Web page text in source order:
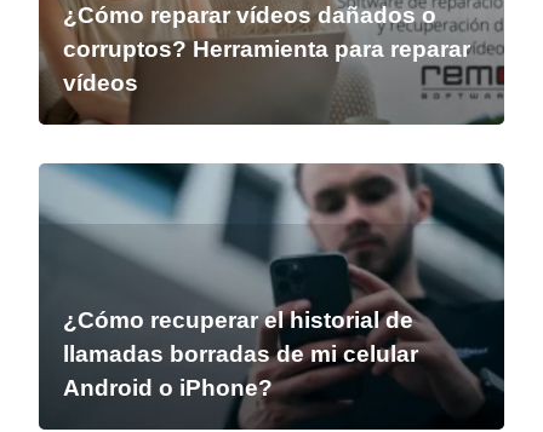
¿Cómo reparar vídeos dañados o
corruptos? Herramienta para reparar
vídeos
¿Cómo recuperar el historial de
llamadas borradas de mi celular
Android o iPhone?